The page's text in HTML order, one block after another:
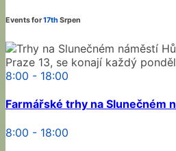
Events for17th Srpen
8:00 - 18:00
Farmářské trhy na Slunečném
8:00 - 18:00